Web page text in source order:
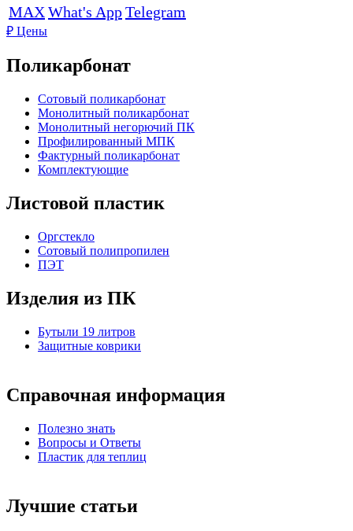
MAXWhat's AppTelegram
₽ Цены
Поликарбонат
Сотовый поликарбонат
Монолитный поликарбонат
Монолитный негорючий ПК
Профилированный МПК
Фактурный поликарбонат
Комплектующие
Листовой пластик
Оргстекло
Cотовый полипропилен
ПЭТ
Изделия из ПК
Бутыли 19 литров
Защитные коврики
Справочная информация
Полезно знать
Вопросы и Ответы
Пластик для теплиц
Лучшие статьи